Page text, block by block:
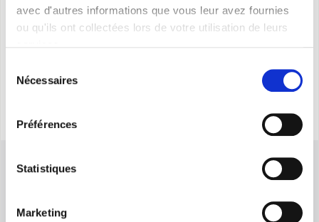
avec d'autres informations que vous leur avez fournies
ou qu'ils ont collectées lors de votre utilisation de leurs
Nécessaires
Préférences
Statistiques
Marketing
La conception pour Olimpia Splendid n'est pas
seulement esthétique. C' est une perspective très large:
des projets Olimpia Splendid s'intègrent entre